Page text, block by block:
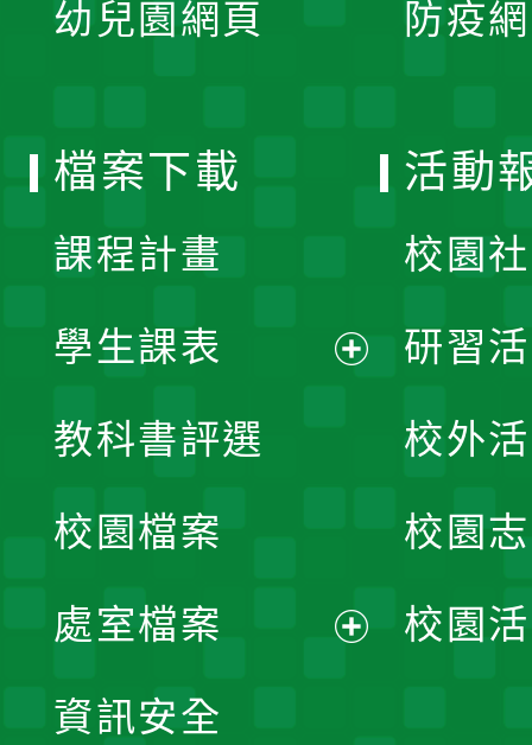
幼兒園網頁 防疫
檔案下載
課程計畫
學生課表
單
教科書評選
校園檔案
處室檔案
資訊安全
活動
校園
研習
校外
校園
校園